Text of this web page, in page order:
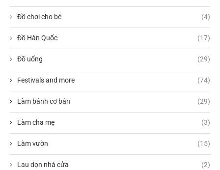
Đồ chơi cho bé (4)
Đồ Hàn Quốc (17)
Đồ uống (29)
Festivals and more (74)
Làm bánh cơ bản (29)
Làm cha mẹ (3)
Làm vườn (15)
Lau dọn nhà cửa (2)